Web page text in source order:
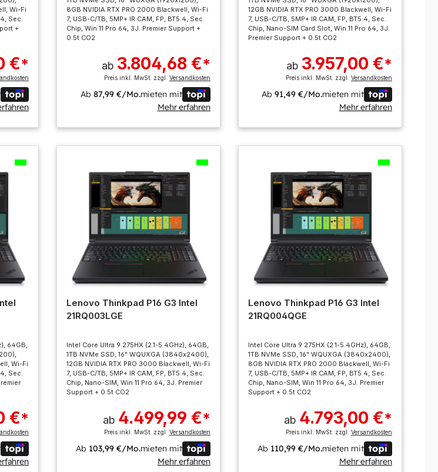
Wi-Fi
Sec.
+
€*
8GB NVIDIA RTX PRO 2000 Blackwell, Wi-Fi
7, USB-C/TB, 5MP+ IR CAM, FP, BT5.4, Sec.
Chip, Win 11 Pro 64, 3J. Premier Support +
0.5t CO2
ab 3.804,68 €*
Preis inkl. MwSt. zzgl. Versandkosten
Ab87,99 €/Mo.mieten mit
Mehr erfahren
12GB NVIDIA RTX PRO 3000 Blackwell, Wi-Fi
7, USB-C/TB, 5MP+ IR CAM, FP, BT5.4, Sec.
Chip, Nano-SIM Card Slot, Win 11 Pro 64, 3J.
Premier Support + 0.5t CO2
ab 3.957,00 €*
Preis inkl. MwSt. zzgl. Versandkosten
Ab91,49 €/Mo.mieten mit
Mehr erfahren
64GB,
Wi-Fi
Sec.
€*
Lenovo Thinkpad P16 G3 Intel
21RQ003LGE
Intel Core Ultra 9 275HX (2.1-5.4GHz), 64GB,
1TB NVMe SSD, 16" WQUXGA (3840x2400),
12GB NVIDIA RTX PRO 3000 Blackwell, Wi-Fi
7, USB-C/TB, 5MP+ IR CAM, FP, BT5.4, Sec.
Chip, Nano-SIM, Win 11 Pro 64, 3J. Premier
Support + 0.5t CO2
ab 4.499,99 €*
Preis inkl. MwSt. zzgl. Versandkosten
Ab 103,99 €/Mo.mieten mit
Mehr erfahren
Lenovo Thinkpad P16 G3 Intel
21RQ004QGE
Intel Core Ultra 9 275HX (2.1-5.4GHz), 64GB,
1TB NVMe SSD, 16" WQUXGA (3840x2400),
8GB NVIDIA RTX PRO 2000 Blackwell, Wi-Fi
7, USB-C/TB, 5MP+ IR CAM, FP, BT5.4, Sec.
Chip, Nano-SIM, Win 11 Pro 64, 3J. Premier
Support + 0.5t CO2
ab 4.793,00 €*
Preis inkl. MwSt. zzgl. Versandkosten
Ab 110,99 €/Mo.mieten mit
Mehr erfahren